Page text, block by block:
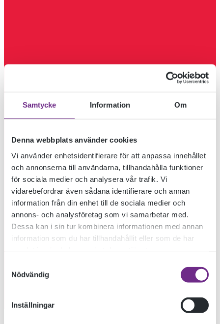
Samtycke Information Om
Denna webbplats använder cookies
Vi använder enhetsidentifierare för att anpassa innehållet
och annonserna till användarna, tillhandahålla funktioner
för sociala medier och analysera vår trafik. Vi
vidarebefordrar även sådana identifierare och annan
information från din enhet till de sociala medier och
annons- och analysföretag som vi samarbetar med.
Dessa kan i sin tur kombinera informationen med annan
information som du har tillhandahållit eller som de har
Nödvändig
Inställningar